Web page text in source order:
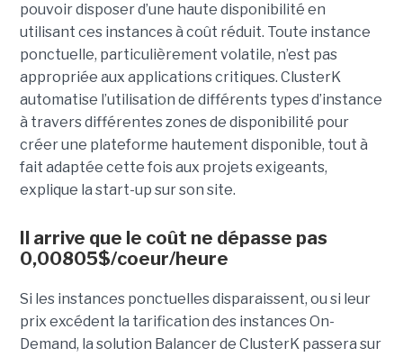
pouvoir disposer d’une haute disponibilité en
utilisant ces instances à coût réduit. Toute instance
ponctuelle, particulièrement volatile, n’est pas
appropriée aux applications critiques. ClusterK
automatise l’utilisation de différents types d’instance
à travers différentes zones de disponibilité pour
créer une plateforme hautement disponible, tout à
fait adaptée cette fois aux projets exigeants,
explique la start-up sur son site.
Il arrive que le coût ne dépasse pas
0,00805$/coeur/heure
Si les instances ponctuelles disparaissent, ou si leur
prix excédent la tarification des instances On-
Demand, la solution Balancer de ClusterK passera sur